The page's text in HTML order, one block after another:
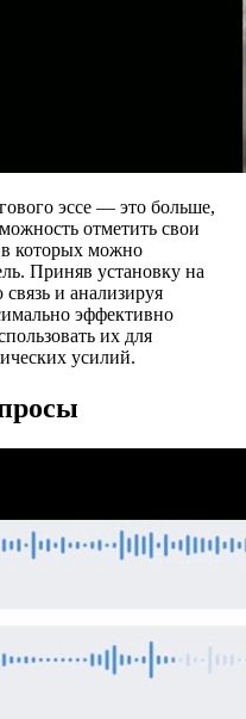
эссе — это больше,
отметить свои
в которых можно
Приняв установку на
и анализируя
эффективно
их для
усилий.